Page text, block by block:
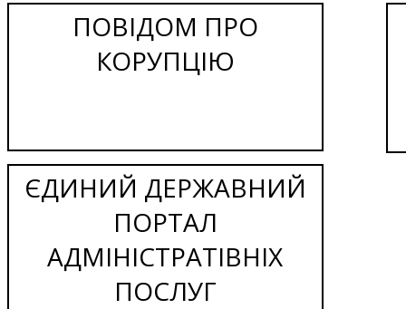
ПОВІДОМ ПРО
КОРУПЦІЮ
ЄДИНИЙ ДЕРЖАВНИЙ
ПОРТАЛ
АДМІНІСТРАТІВНІХ
ПОСЛУГ